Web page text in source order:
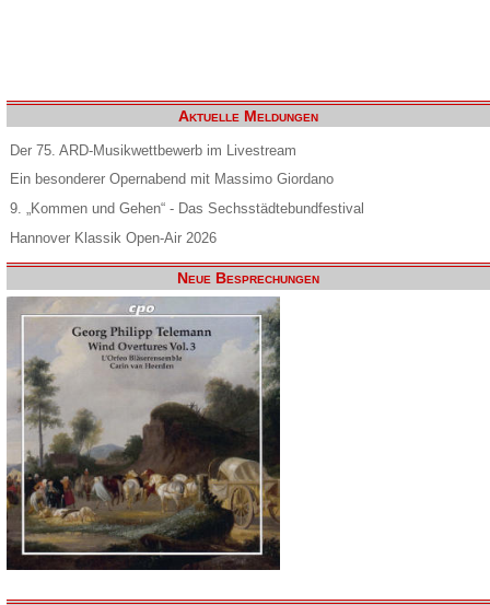
Aktuelle Meldungen
Der 75. ARD-Musikwettbewerb im Livestream
Ein besonderer Opernabend mit Massimo Giordano
9. „Kommen und Gehen“ - Das Sechsstädtebundfestival
Hannover Klassik Open-Air 2026
Neue Besprechungen